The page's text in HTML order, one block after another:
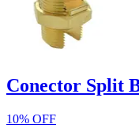
Conector Split
10% OFF